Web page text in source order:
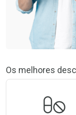
Os melhores